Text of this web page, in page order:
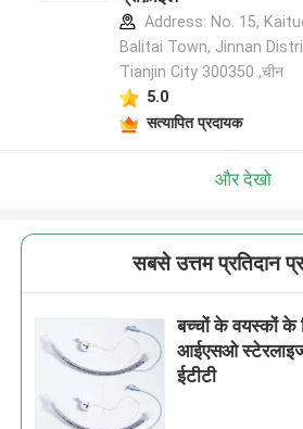
Address: No. 15,
Balitai Town, Jinnan
Tianjin City 300350 ,चीन
5.0
सत्यापित प्रदायक
और देखो
सबसे उत्तम प्रतिदान
बच्चों के वयस्कों के
आईएसओ
ईटीटी